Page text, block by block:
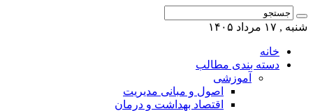
شنبه , ۱۷ مرداد ۱۴۰۵
خانه
دسته بندی مطالب
آموزشی
اصول و مبانی مدیریت
اقتصاد بهداشت و درمان